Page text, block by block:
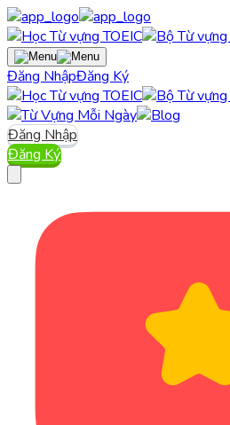
Đăng NhậpĐăng Ký
Đăng Nhập
Đăng Ký